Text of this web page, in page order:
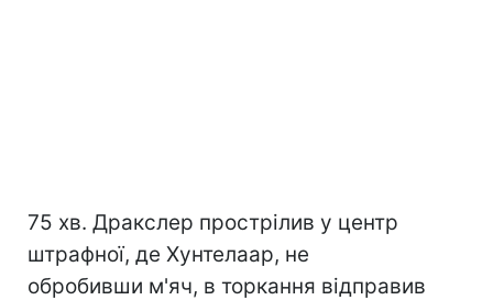
75 хв. Дракслер прострілив у центр
штрафної, де Хунтелаар, не
обробивши м'яч, в торкання відправив